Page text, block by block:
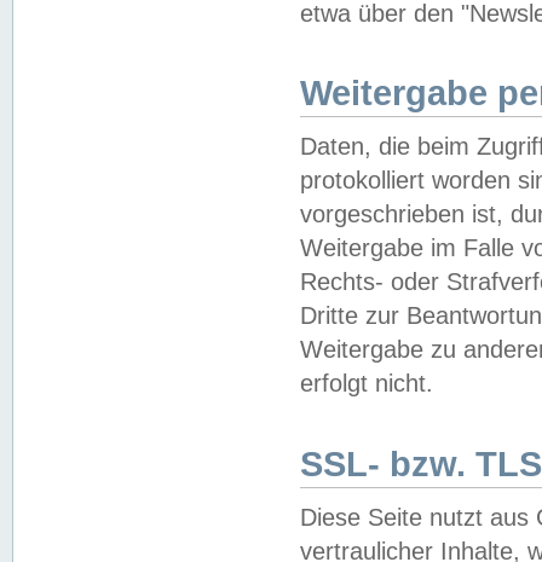
etwa über den
Weitergabe
Daten, die beim
protokolliert worden
vorgeschrieben ist,
Weitergabe im Falle
Rechts- oder
Dritte zur
Weitergabe zu
erfolgt nicht.
SSL- bzw.
Diese Seite nutzt aus
vertraulicher Inhalte,